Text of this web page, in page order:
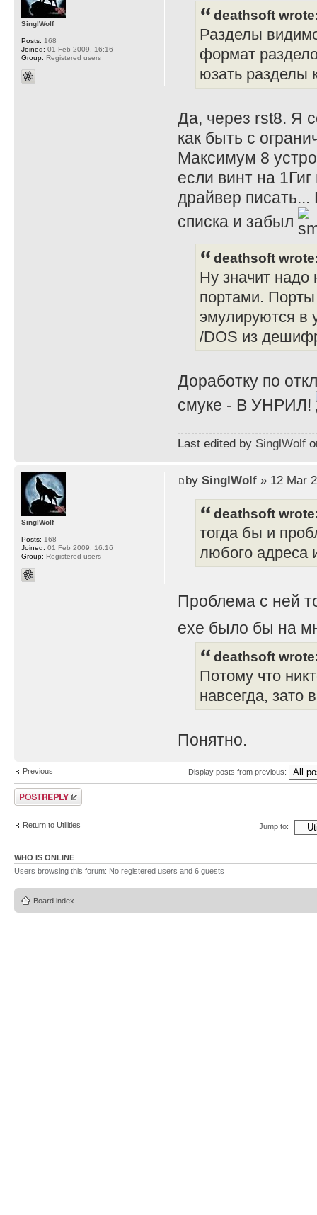
deathsoft
Разделы
формат
юзать разделы
Да, через rst8. Я
как быть с
Максимум 8
если винт на
драйвер
списка и забыл
deathsoft
Ну значит
портами.
эмулируются в
/DOS из
Доработку по
смуке - В УНРИЛ!
Last edited by SinglWolf
SinglWolf
Posts: 168
Joined: 01 Feb 2009, 16:16
Group: Registered users
by SinglWolf» 12 Mar
deathsoft
тогда бы и
любого адреса
Проблема с ней
exe было бы на
deathsoft
Потому что
навсегда, зато
Понятно.
SinglWolf
Posts: 168
Joined: 01 Feb 2009, 16:16
Group: Registered users
Previous Display posts from previous:
Post a reply
Return to Utilities Jump to:
WHO IS ONLINE
Users browsing this forum: No registered users and 6 guests
Board index